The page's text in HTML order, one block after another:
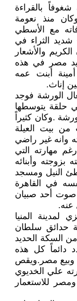
بالقراءة
منذ نعومة
مع الأسطي
شديد الثراء في
والأشعار
مصر في هذه
أبنت عمه
إناث.
الورشة فوجد
حلقة يتوسطها
.وكان كثيراً
بيت العيلة
وانه غير راضي
مهارته التي
وأبنائه
النيل ومسجد
في القاهرة
أحد صبيان
عنه.
لمدينة المنيا
حدائق سلطان
السكة الحديد
دائماً كل هذه
وبيع مصر.ويقص
علي الخديوي
للاستعمار